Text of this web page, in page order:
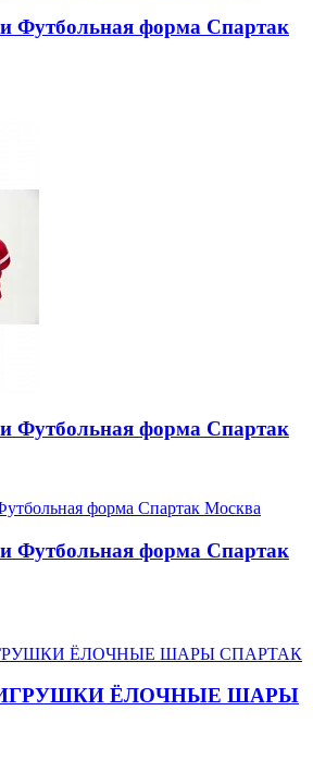
Футбольная форма Спартак
Футбольная форма Спартак
Футбольная форма Спартак
ЁЛОЧНЫЕ ШАРЫ